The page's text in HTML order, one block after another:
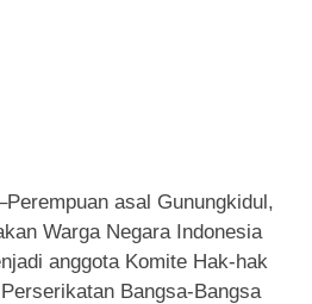
asal Gunungkidul,
Warga Negara Indonesia
anggota Komite Hak-hak
Bangsa-Bangsa